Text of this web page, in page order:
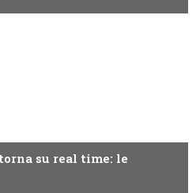
su real time: le